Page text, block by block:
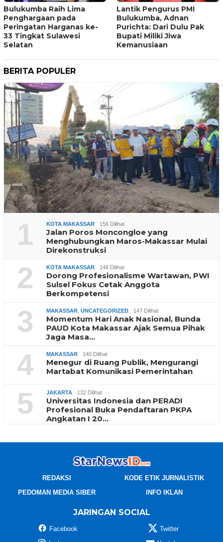
Bulukumba Raih Lima
Penghargaan pada
Peringatan Harganas ke-
33 Tingkat Sulawesi
Selatan
Lantik Pengurus PMI
Bulukumba, Adnan
Purichta: Dari Dulu Pak
Bupati Miliki Jiwa
Kemanusiaan
BERITA POPULER
1 KOTA MAKASSAR 156 Dilihat
Jalan Poros Moncongloe yang
Menghubungkan Maros-Makassar Mulai
Direkonstruksi
2 KOTA MAKASSAR 148 Dilihat
Dorong Profesionalisme Wartawan, PWI
Sulsel Fokus Cetak Anggota
Berkompetensi
3 MAKASSAR UNCATEGORIZED 147 Dilihat
Momentum Hari Anak Nasional, Bunda
PAUD Kota Makassar Ajak Semua Pihak
Jaga Masa…
4 MAKASSAR 140 Dilihat
Menegur di Ruang Publik, Mengurangi
Martabat Komunikasi Pemerintahan
5 JAKARTA 132 Dilihat
Universitas Indonesia dan PERADI
Profesional Buka Pendaftaran PKPA
Angkatan I 20…
REDAKSI
KODE ETIK JURNALISTIK
PEDOMAN MEDIA SIBER
INFO IKLAN
JARINGAN SOCIAL
Facebook
Twitter